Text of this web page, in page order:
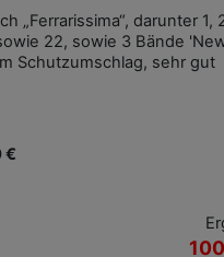
„Ferrarissima“, darunter 1,
22, sowie 3 Bände
Schutzumschlag, sehr gut
€